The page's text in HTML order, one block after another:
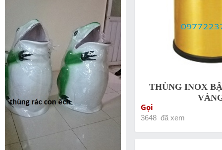
THÙNG INOX
Gọi
3648 đã xem